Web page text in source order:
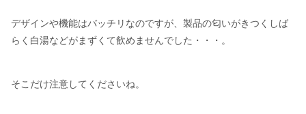
デザインや機能はバッチリなのですが、製品の匂いがきつくしば
らく白湯などがまずくて飲めませんでした・・・。
そこだけ注意してくださいね。